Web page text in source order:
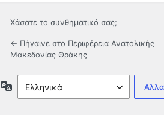
Χάσατε το συνθηματικό σας;
← Πήγαινε στο Περιφέρεια Ανατολικής
Μακεδονίας Θράκης
Γλώσσα